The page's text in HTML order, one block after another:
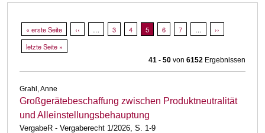
Seitennummerierung
Erste Seite
« erste Seite Vorherige Seite
‹‹ … Page
3 Page
4 Aktuelle Seite
5 Page
6 Page
7 … Nächste Seite
››
Letzte Seite
letzte Seite »
41 - 50 von 6152 Ergebnissen
Grahl, Anne
Großgerätebeschaffung zwischen Produktneutralität
und Alleinstellungsbehauptung
VergabeR - Vergaberecht 1/2026, S. 1-9